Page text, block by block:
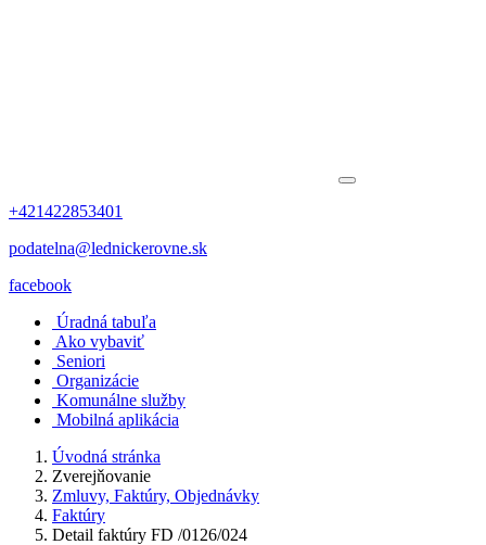
+421422853401
podatelna@lednickerovne.sk
facebook
Úradná tabuľa
Ako vybaviť
Seniori
Organizácie
Komunálne služby
Mobilná aplikácia
Úvodná stránka
Zverejňovanie
Zmluvy, Faktúry, Objednávky
Faktúry
Detail faktúry FD /0126/024